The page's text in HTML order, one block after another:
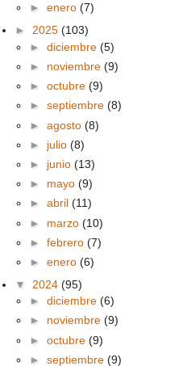
► enero (7)
► 2025 (103)
► diciembre (5)
► noviembre (9)
► octubre (9)
► septiembre (8)
► agosto (8)
► julio (8)
► junio (13)
► mayo (9)
► abril (11)
► marzo (10)
► febrero (7)
► enero (6)
▼ 2024 (95)
► diciembre (6)
► noviembre (9)
► octubre (9)
► septiembre (9)